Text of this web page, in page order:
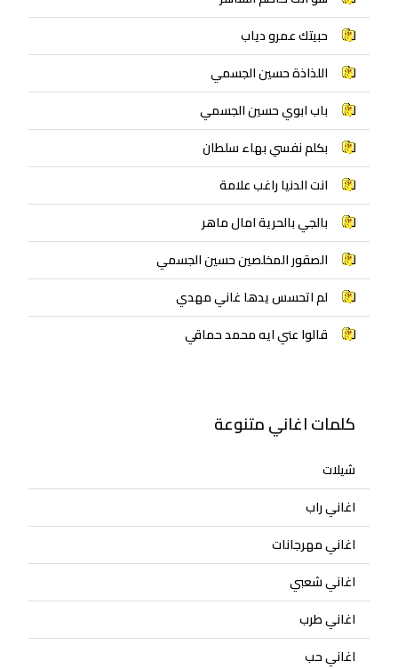
حبيتك عمرو دياب
اللذاذة حسين الجسمي
باب ابوي حسين الجسمي
بكلم نفسي بهاء سلطان
انت الدنيا راغب علامة
بالجي بالحرية امال ماهر
الصقور المخلصين حسين الجسمي
لم اتحسس يدها غاني مهدي
قالوا عني ايه محمد حماقي
كلمات اغاني متنوعة
شيلات
اغاني راب
اغاني مهرجانات
اغاني شعبي
اغاني طرب
اغاني حب